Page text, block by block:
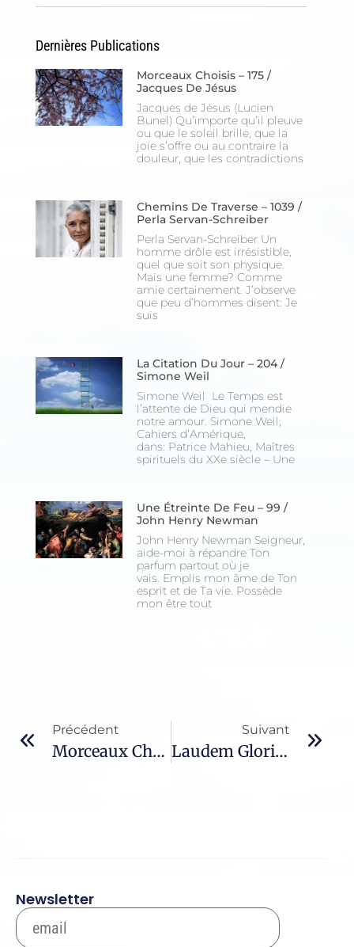
Dernières Publications
Morceaux Choisis – 175 /
Jacques De Jésus
Jacques de Jésus (Lucien
Bunel) Qu’importe qu’il pleuve
ou que le soleil brille, que la
joie s’offre ou au contraire la
douleur, que les contradictions
Chemins De Traverse – 1039 /
Perla Servan-Schreiber
Perla Servan-Schreiber Un
homme drôle est irrésistible,
quel que soit son physique.
Mais une femme? Comme
amie certainement. J’observe
que peu d’hommes disent: Je
suis
La Citation Du Jour – 204 /
Simone Weil
Simone Weil Le Temps est
l’attente de Dieu qui mendie
notre amour. Simone Weil,
Cahiers d’Amérique,
dans: Patrice Mahieu, Maîtres
spirituels du XXe siècle – Une
Une Étreinte De Feu – 99 /
John Henry Newman
John Henry Newman Seigneur,
aide-moi à répandre Ton
parfum partout où je
vais. Emplis mon âme de Ton
esprit et de Ta vie. Possède
mon être tout
Précédent
Morceaux Choisis – 1271 / Pape François
Suivant
Laudem Gloriae – 61 / Au Coeur Des Ténèbres – IV
Newsletter
S'inscrire
Se désinscrire